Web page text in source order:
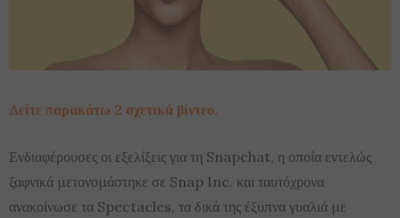
Δείτε παρακάτω 2 σχετικά βίντεο.
Ενδιαφέρουσες οι εξελίξεις για τη Snapchat, η οποία εντελώς
ξαφνικά μετονομάστηκε σε Snap Inc. και ταυτόχρονα
ανακοίνωσε τα Spectacles, τα δικά της έξυπνα γυαλιά με